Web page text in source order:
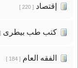
إقتصاد[ 220 ]
كتب طب بيطرى]
الفقه العام[ 184 ]